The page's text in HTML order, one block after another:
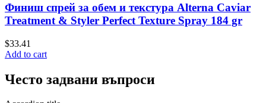
Финиш спрей за обем и текстура Alterna Caviar
Treatment & Styler Perfect Texture Spray 184 gr
$33.41
Add to cart
Често задвани въпроси